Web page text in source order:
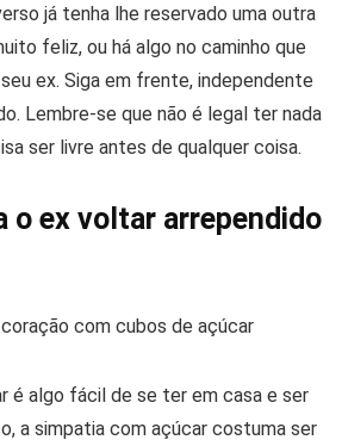
já tenha lhe reservado uma outra
feliz, ou há algo no caminho que
ex. Siga em frente, independente
Lembre-se que não é legal ter nada
ser livre antes de qualquer coisa.
o ex voltar arrependido
é algo fácil de se ter em casa e ser
a simpatia com açúcar costuma ser